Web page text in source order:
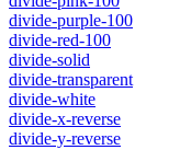
divide-purple-100
divide-red-100
divide-solid
divide-transparent
divide-white
divide-x-reverse
divide-y-reverse